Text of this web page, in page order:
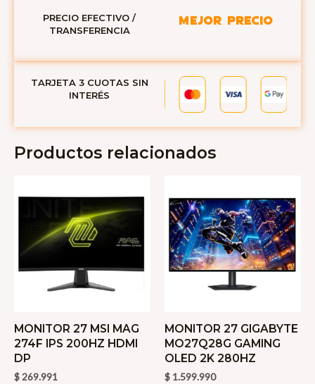
PRECIO EFECTIVO /
TRANSFERENCIA
MEJOR PRECIO
TARJETA 3 CUOTAS SIN
INTERÉS
Productos relacionados
MONITOR 27 MSI MAG
274F IPS 200HZ HDMI
DP
$269.991
MONITOR 27 GIGABYTE
MO27Q28G GAMING
OLED 2K 280HZ
$ 1.599.990